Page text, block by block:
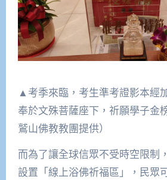
▲考季來臨，考生準考證影本經
奉於文殊菩薩座下，祈願學子金
鷲山佛教教團提供）
而為了讓全球信眾不受時空限制
設置「線上浴佛祈福區」，民眾